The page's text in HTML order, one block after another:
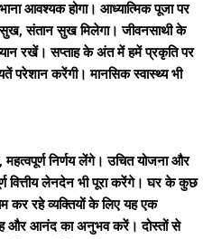
आवश्यक होगा। आध्यात्मिक पूजा पर
सुख, संतान सुख मिलेगा। जीवनसाथी के
रखें। सप्ताह के अंत में हमें प्रकृति पर
परेशान करेंगी। मानसिक स्वास्थ्य भी
निर्णय लेंगे। उचित योजना और
वित्तीय लेनदेन भी पूरा करेंगे। घर के कुछ
कर रहे व्यक्तियों के लिए यह एक
और आनंद का अनुभव करें। दोस्तों से